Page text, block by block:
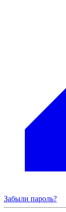
Забыли пароль?